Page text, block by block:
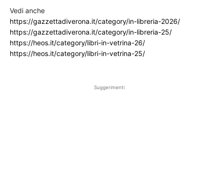
Vedi anche
https://gazzettadiverona.it/category/in-libreria-2026/
https://gazzettadiverona.it/category/in-libreria-25/
https://heos.it/category/libri-in-vetrina-26/
https://heos.it/category/libri-in-vetrina-25/
Suggerimenti